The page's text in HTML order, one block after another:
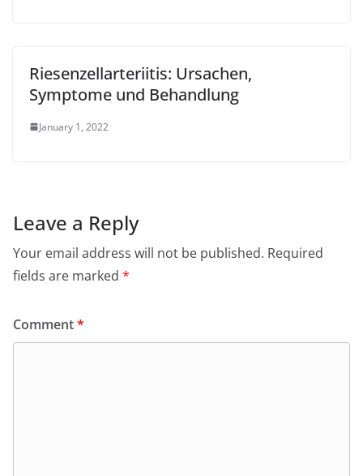
Riesenzellarteriitis: Ursachen,
Symptome und Behandlung
January 1, 2022
Leave a Reply
Your email address will not be published. Required
fields are marked *
Comment*